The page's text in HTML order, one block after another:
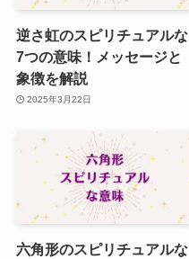
逆さ虹のスピリチュアルな
7つの意味！メッセージと
象徴を解説
2025年3月22日
六角形のスピリチュアルな